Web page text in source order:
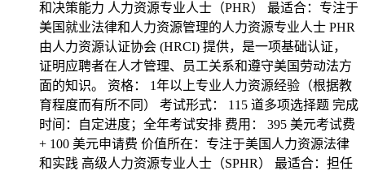
和决策能力 人力资源专业人士（PHR） 最适合：专注于
美国就业法律和人力资源管理的人力资源专业人士 PHR
由人力资源认证协会 (HRCI) 提供，是一项基础认证，
证明应聘者在人才管理、员工关系和遵守美国劳动法方
面的知识。 资格： 1年以上专业人力资源经验（根据教
育程度而有所不同） 考试形式： 115 道多项选择题 完成
时间：自定进度；全年考试安排 费用： 395 美元考试费
+ 100 美元申请费 价值所在：专注于美国人力资源法律
和实践 高级人力资源专业人士（SPHR） 最适合：担任